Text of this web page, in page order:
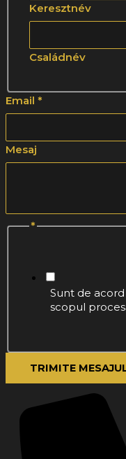
Keresztnév
Családnév
Email *
Mesaj
Nume
*
Sunt de
scopul
TRIMITE